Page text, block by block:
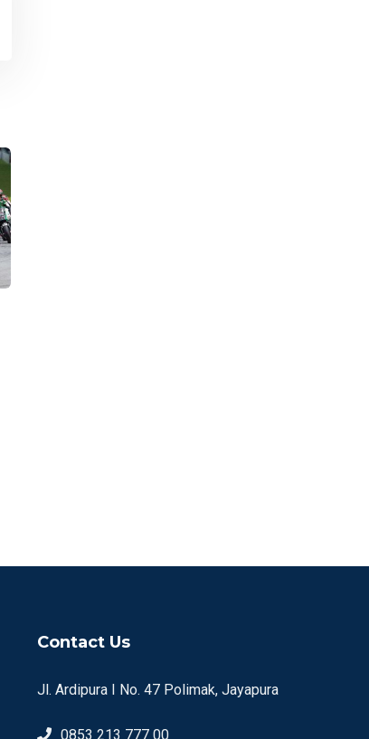
Contact Us
Jl. Ardipura I No. 47 Polimak, Jayapura
0853 213 777 00